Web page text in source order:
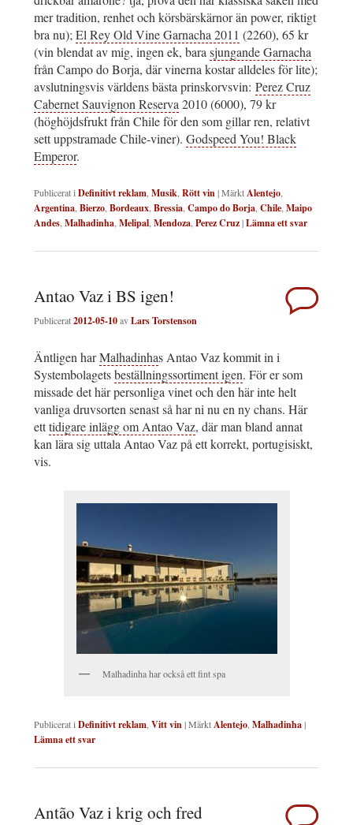
mer tradition, renhet och körsbärskärnor än power, riktigt
bra nu); El Rey Old Vine Garnacha 2011 (2260), 65 kr
(vin blendat av mig, ingen ek, bara sjungande Garnacha
från Campo do Borja, där vinerna kostar alldeles för lite);
avslutningsvis världens bästa prinskorvsvin: Perez Cruz
Cabernet Sauvignon Reserva 2010 (6000), 79 kr
(höghöjdsfrukt från Chile för den som gillar ren, relativt
sett uppstramade Chile-viner). Godspeed You! Black
Emperor.
Publicerat i Definitivt reklam Musik Rött vin|MärktAlentejo
Argentina Bierzo Bordeaux Bressia Campo do Borja Chile Maipo
Andes Malhadinha Melipal Mendoza Perez Cruz|Lämna ett svar
Antao Vaz i BS igen!
Publicerat2012-05-10avLars Torstenson
Äntligen harMalhadinhas Antao Vaz kommit in i
Systembolagetsbeställningssortiment igen. För er som
missade det här personliga vinet och den här inte helt
vanliga druvsorten senast så har ni nu en ny chans. Här
etttidigare inlägg om Antao Vaz, där man bland annat
kan lära sig uttala Antao Vaz på ett korrekt, portugisiskt,
vis.
Malhadinha har också ett fint spa
Publicerat iDefinitivt reklam,Vitt vin|MärktAlentejo,Malhadinha|
Lämna ett svar
Antão Vaz i krig och fred